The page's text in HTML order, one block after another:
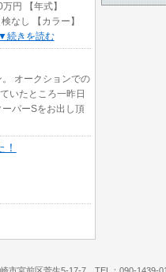
万円 【年式】
なし 【カラー】
▼続きを読む
オークションでの
いたところ一昨日
パーSをお出し頂